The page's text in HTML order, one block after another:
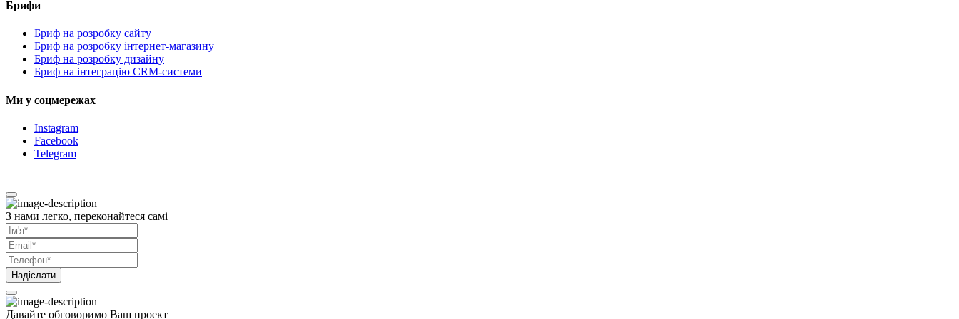
Брифи
Бриф на розробку сайту
Бриф на розробку інтернет-магазину
Бриф на розробку дизайну
Бриф на інтеграцію CRM-системи
Ми у соцмережах
Instagram
Facebook
Telegram
З нами легко, переконайтеся самі
Надіслати
Давайте обговоримо Ваш проект